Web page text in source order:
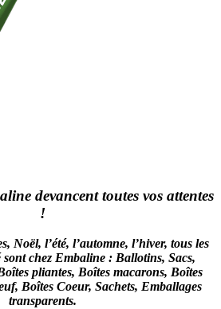
devancent toutes vos attentes
!
Noël, l’été, l’automne, l’hiver, tous les
sont chez Embaline : Ballotins, Sacs,
pliantes, Boîtes macarons, Boîtes
Boîtes Coeur, Sachets, Emballages
transparents.